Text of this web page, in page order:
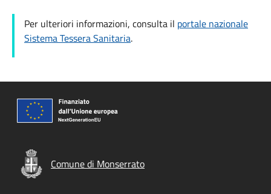
Per ulteriori informazioni, consulta il portale nazionale
Sistema Tessera Sanitaria.
Comune di Monserrato